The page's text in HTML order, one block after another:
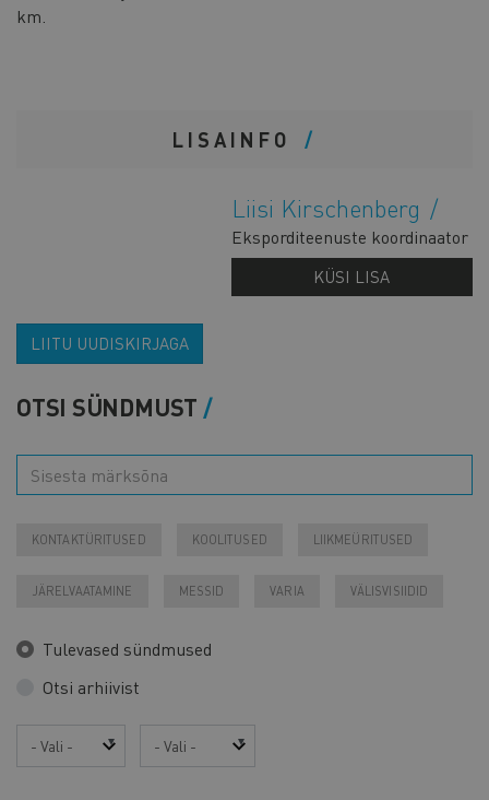
km.
LISAINFO
Liisi Kirschenberg
Eksporditeenuste koordinaator
KÜSI LISA
LIITU UUDISKIRJAGA
OTSI SÜNDMUST
KONTAKTÜRITUSED KOOLITUSED LIIKMEÜRITUSED
JÄRELVAATAMINE MESSID VARIA VÄLISVISIIDID
Tulevased sündmused
Otsi arhiivist
Aasta Kuu